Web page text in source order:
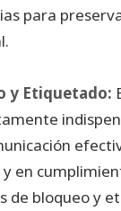
para
y Etiquetado:
y en
de bloqueo y